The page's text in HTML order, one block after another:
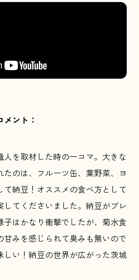
ント：
人を取材した時の一コマ。大きな
たのは、フルーツ缶、葉野菜、ヨ
て納豆！オススメの食べ方として
てくださいました。納豆がブレ
子はかなり衝撃でしたが、菊水食
甘みを感じられて臭みも無いので
しい！納豆の世界が広がった茨城